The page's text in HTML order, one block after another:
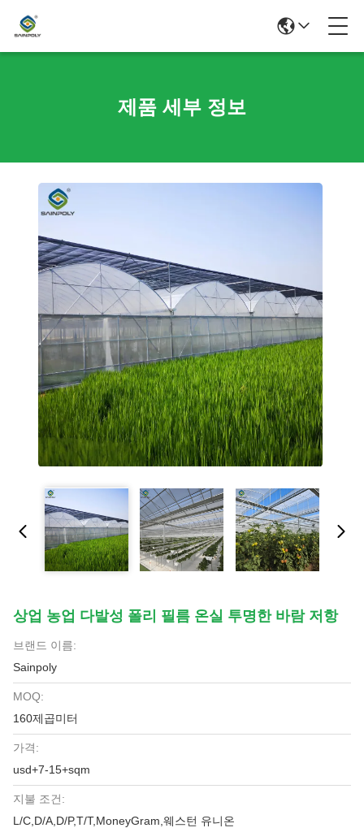
제품 세부 정보
상업 농업 다발성 폴리 필름 온실 투명한 바람 저항
브랜드 이름:
Sainpoly
MOQ:
160제곱미터
가격:
usd+7-15+sqm
지불 조건:
L/C,D/A,D/P,T/T,MoneyGram,웨스턴 유니온